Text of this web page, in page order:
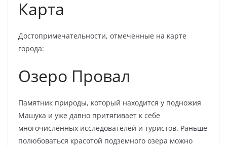
Карта
Достопримечательности, отмеченные на карте
города:
Озеро Провал
Памятник природы, который находится у подножия
Машука и уже давно притягивает к себе
многочисленных исследователей и туристов. Раньше
полюбоваться красотой подземного озера можно